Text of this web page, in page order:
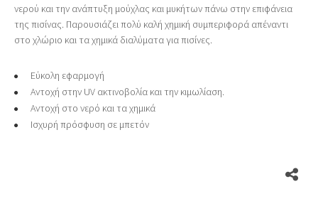
νερού και την ανάπτυξη μούχλας και μυκήτων πάνω στην επιφάνεια
της πισίνας. Παρουσιάζει πολύ καλή χημική συμπεριφορά απέναντι
στο χλώριο και τα χημικά διαλύματα για πισίνες.
Εύκολη εφαρμογή
Αντοχή στην UV ακτινοβολία και την κιμωλίαση.
Αντοχή στο νερό και τα χημικά
Ισχυρή πρόσφυση σε μπετόν